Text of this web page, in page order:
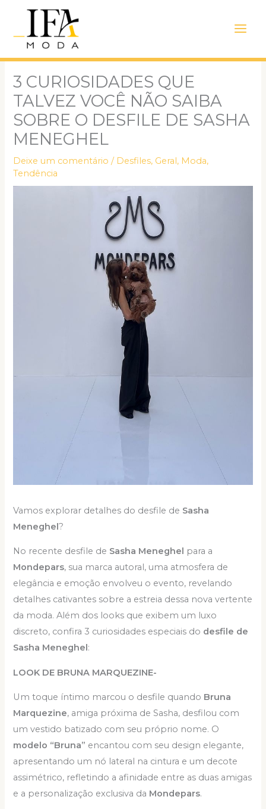
conteúdo
Menu
3 CURIOSIDADES QUE
TALVEZ VOCÊ NÃO SAIBA
SOBRE O DESFILE DE SASHA
MENEGHEL
Deixe um comentário / Desfiles, Geral, Moda,
Tendência
Vamos explorar detalhes do desfile de Sasha
Meneghel?
No recente desfile de Sasha Meneghel para a
Mondepars, sua marca autoral, uma atmosfera de
elegância e emoção envolveu o evento, revelando
detalhes cativantes sobre a estreia dessa nova vertente
da moda. Além dos looks que exibem um luxo
discreto, confira 3 curiosidades especiais do desfile de
Sasha Meneghel:
LOOK DE BRUNA MARQUEZINE-
Um toque íntimo marcou o desfile quando Bruna
Marquezine, amiga próxima de Sasha, desfilou com
um vestido batizado com seu próprio nome. O
modelo “Bruna” encantou com seu design elegante,
apresentando um nó lateral na cintura e um decote
assimétrico, refletindo a afinidade entre as duas amigas
e a personalização exclusiva da Mondepars.